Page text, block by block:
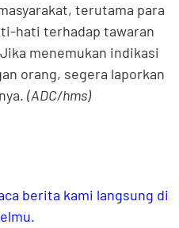
terutama para
hati terhadap tawaran
menemukan indikasi
orang, segera laporkan
(ADC/hms)
berita kami langsung di